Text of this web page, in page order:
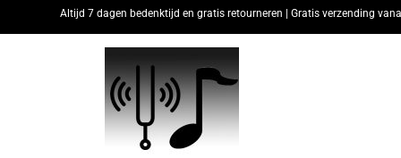
Altijd 7 dagen bedenktijd en gratis retourneren | Gratis verzending